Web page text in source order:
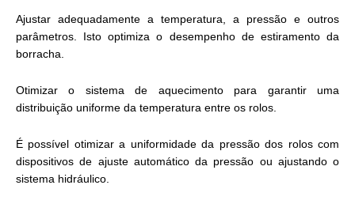
Ajustar adequadamente a temperatura, a pressão e outros
parâmetros. Isto optimiza o desempenho de estiramento da
borracha.
Otimizar o sistema de aquecimento para garantir uma
distribuição uniforme da temperatura entre os rolos.
É possível otimizar a uniformidade da pressão dos rolos com
dispositivos de ajuste automático da pressão ou ajustando o
sistema hidráulico.